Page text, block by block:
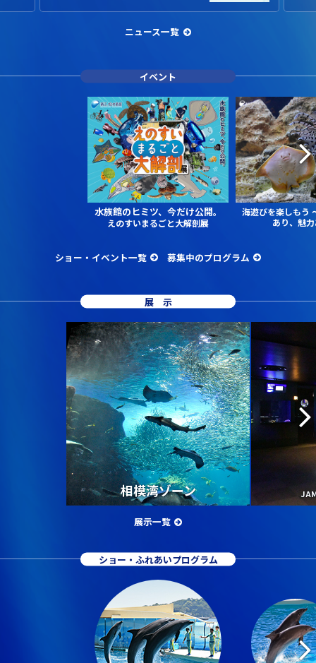
ニュース一覧
イベント
水族館のヒミツ、今だけ公開。
えのすいまるごと大解剖展
海遊びを楽しもう
あり、魅
ショー・イベント一覧 募集中のプログラム
展示
相模湾ゾーン
展示一覧
ショー・ふれあいプログラム